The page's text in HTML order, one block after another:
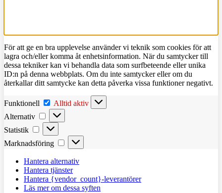
För att ge en bra upplevelse använder vi teknik som cookies för att
lagra och/eller komma åt enhetsinformation. När du samtycker till
dessa tekniker kan vi behandla data som surfbeteende eller unika
ID:n på denna webbplats. Om du inte samtycker eller om du
återkallar ditt samtycke kan detta påverka vissa funktioner negativt.
Funktionell Funktionell
Alltid aktiv
Alternativ
Alternativ
Statistik Statistik
Marknadsföring Marknadsföring
Hantera alternativ
Hantera tjänster
Hantera {vendor_count}-leverantörer
Läs mer om dessa syften